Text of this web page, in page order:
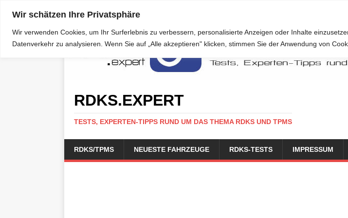
Wir schätzen Ihre Privatsphäre
Wir verwenden Cookies, um Ihr Surferlebnis zu verbessern, personalisierte Anzeigen oder Inhalte
Datenverkehr zu analysieren. Wenn Sie auf „Alle akzeptieren" klicken, stimmen Sie der Anwendung von
RDKS.EXPERT
TESTS, EXPERTEN-TIPPS RUND UM DAS THEMA RDKS UND TPMS
RDKS/TPMS NEUESTE FAHRZEUGE RDKS-TESTS IMPRESSUM